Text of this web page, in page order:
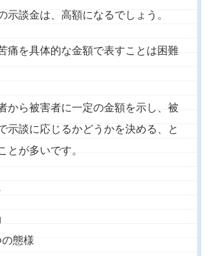
示談金は、高額になるでしょう。
痛を具体的な金額で表すことは困難
から被害者に一定の金額を示し、被
示談に応じるかどうかを決める、と
とが多いです。
態様